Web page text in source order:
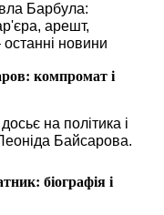
Барбула:
арешт,
новини
компромат і
на політика і
Байсарова.
біографія і